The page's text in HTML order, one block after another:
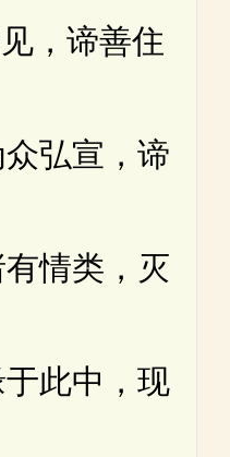
，谛善住
宣，谛
类，灭
中，现